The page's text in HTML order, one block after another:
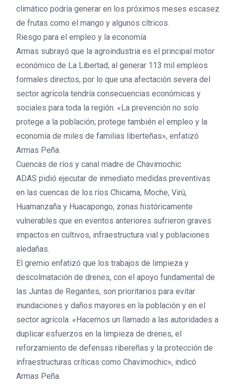
climático podría generar en los próximos meses escasez
de frutas como el mango y algunos cítricos.
Riesgo para el empleo y la economía
Armas subrayó que la agroindustria es el principal motor
económico de La Libertad, al generar 113 mil empleos
formales directos, por lo que una afectación severa del
sector agrícola tendría consecuencias económicas y
sociales para toda la región. «La prevención no solo
protege a la población; protege también el empleo y la
economía de miles de familias liberteñas», enfatizó
Armas Peña.
Cuencas de ríos y canal madre de Chavimochic
ADAS pidió ejecutar de inmediato medidas preventivas
en las cuencas de los ríos Chicama, Moche, Virú,
Huamanzaña y Huacapongo, zonas históricamente
vulnerables que en eventos anteriores sufrieron graves
impactos en cultivos, infraestructura vial y poblaciones
aledañas.
El gremio enfatizó que los trabajos de limpieza y
descolmatación de drenes, con el apoyo fundamental de
las Juntas de Regantes, son prioritarios para evitar
inundaciones y daños mayores en la población y en el
sector agrícola. «Hacemos un llamado a las autoridades a
duplicar esfuerzos en la limpieza de drenes, el
reforzamiento de defensas ribereñas y la protección de
infraestructuras críticas como Chavimochic», indicó
Armas Peña.